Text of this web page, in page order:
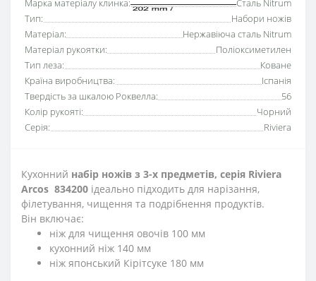
Марка матеріалу клинка:
Сталь Nitrum
Тип:
Набори ножів
Матеріал:
Нержавіюча сталь Nitrum
Матеріал рукоятки:
Поліоксиметилен
Тип леза:
Коване
Країна виробництва:
Іспанія
Твердість за шкалою Роквелла:
56
Колір рукояті:
Чорний
Серія:
Riviera
Кухонний набір ножів з 3-х предметів, серія Riviera
Arcos 834200 ідеально підходить для нарізання,
філетування, чищення та подрібнення продуктів.
Він включає:
ніж для чищення овочів 100 мм
кухонний ніж 140 мм
ніж японський Кірітсуке 180 мм